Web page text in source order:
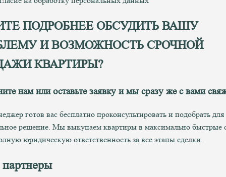
ПОДРОБНЕЕ ОБСУДИТЬ ВАШУ
И ВОЗМОЖНОСТЬ СРОЧНОЙ
КВАРТИРЫ?
намили оставьте заявку и мы сразу же с вами
готов вас бесплатно проконсультировать и подобрать
решение. Мы выкупаем квартиры в максимально быстрые
юридическую ответственность за все этапы сделки.